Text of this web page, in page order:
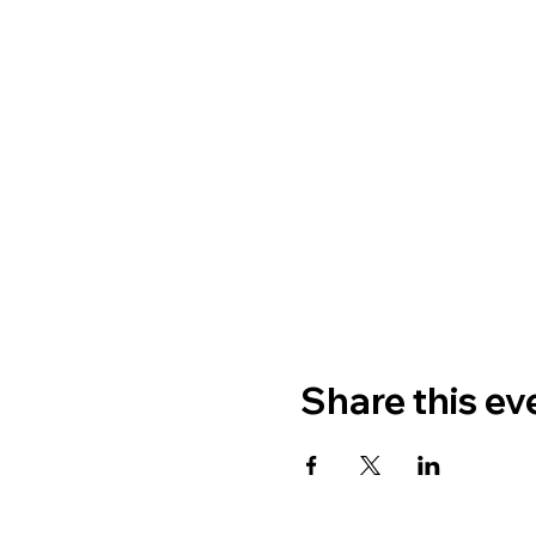
Share this